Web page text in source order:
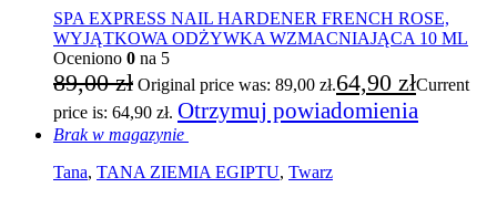
SPA EXPRESS NAIL HARDENER FRENCH ROSE,
WYJĄTKOWA ODŻYWKA WZMACNIAJĄCA 10 ML
Oceniono 0 na 5
89,00zł Original price was: 89,00 zł.64,90 złCurrent
price is: 64,90 zł. Otrzymuj powiadomienia
Brak w magazynie
Tana, TANA ZIEMIA EGIPTU, Twarz